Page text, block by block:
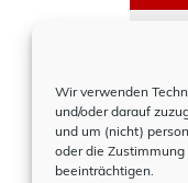
Wir verwenden
und/oder darauf
und um (nicht)
oder die
beeinträchtigen.